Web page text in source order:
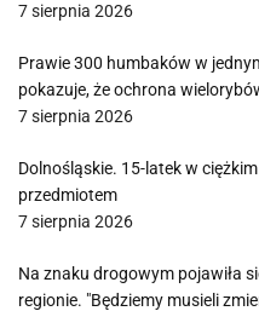
7 sierpnia 2026
Prawie 300 humbaków w
pokazuje, że ochrona
7 sierpnia 2026
Dolnośląskie. 15-latek w
przedmiotem
7 sierpnia 2026
Na znaku drogowym pojawiła
regionie. "Będziemy musieli